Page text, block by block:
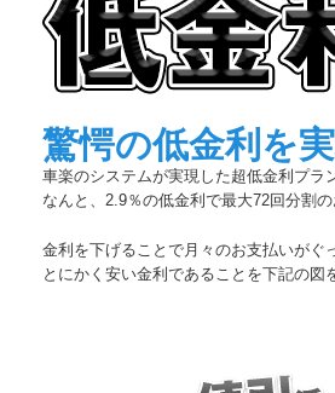
驚愕の低金利を実
車楽のシステムが実現した超低金利プラ
なんと、2.9％の低金利で最大72回分割
金利を下げることで月々のお支払いがぐ
とにかく安い金利であることを下記の図